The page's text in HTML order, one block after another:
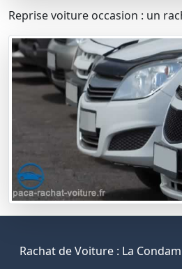
Reprise voiture occasion : un
Rachat de Voiture : La